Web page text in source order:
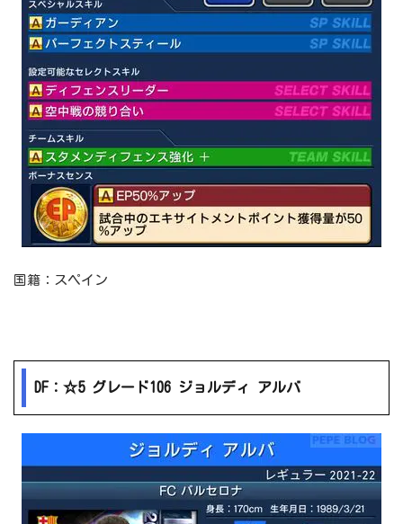
国籍：スペイン
DF：☆5 グレード106 ジョルディ アルバ